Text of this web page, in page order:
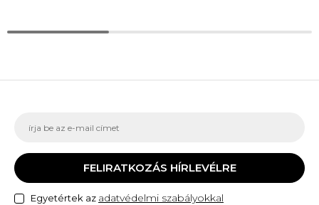
FELIRATKOZÁS HÍRLEVÉLRE
Egyetértek az adatvédelmi szabályokkal